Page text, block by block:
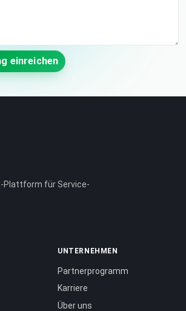
einreichen
Plattform für Service-
UNTERNEHMEN
Partnerprogramm
Karriere
Über uns